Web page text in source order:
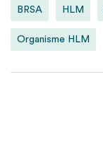
BRSA HLM
Organisme HLM